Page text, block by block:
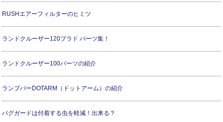
RUSHエアーフィルターのヒミツ
ランドクルーザー120プラド パーツ集！
ランドクルーザー100パーツの紹介
ランプバーDOTARM（ドットアーム）の紹介
バグガードは付着する虫を軽減！出来る？